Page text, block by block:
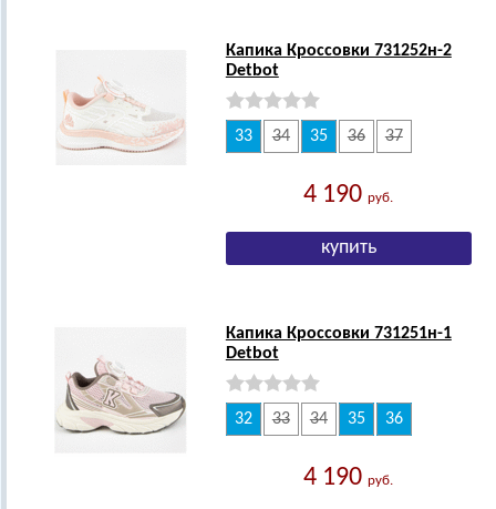
Капика Кроссовки 731252н-2
Detbot
33 34 35 36 37
4 190руб.
Капика Кроссовки 731251н-1
Detbot
32 33 34 35 36
4 190руб.